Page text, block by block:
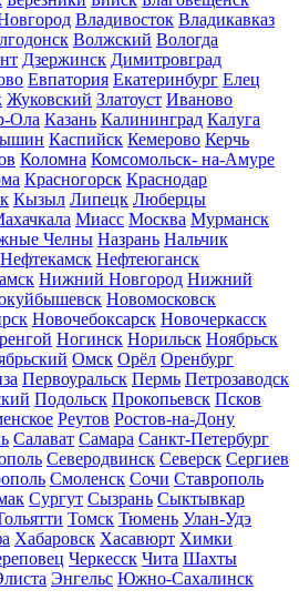
Владивосток Владикавказ
Волжский Вологда
Дзержинск Димитровград
Евпатория Екатеринбург Елец
Жуковский Златоуст Иваново
Ола Казань Калининград Калуга
Каспийск Кемерово Керчь
Коломна Комсомольск- на-Амуре
Красногорск Краснодар
Кызыл Липецк Люберцы
Миасс Москва Мурманск
Челны Назрань Нальчик
Нефтекамск Нефтеюганск
Нижний Новгород Нижний
Новомосковск
Новочебоксарск Новочеркасск
Ногинск Норильск Ноябрьск
Омск Орёл Оренбург
Первоуральск Пермь Петрозаводск
Подольск Прокопьевск Псков
Реутов Ростов-на-Дону
Салават Самара Санкт-Петербург
Северодвинск Северск Сергиев
Смоленск Сочи Ставрополь
Сургут Сызрань Сыктывкар
Томск Тюмень Улан-Удэ
Хабаровск Хасавюрт Химки
Черкесск Чита Шахты
Энгельс Южно-Сахалинск